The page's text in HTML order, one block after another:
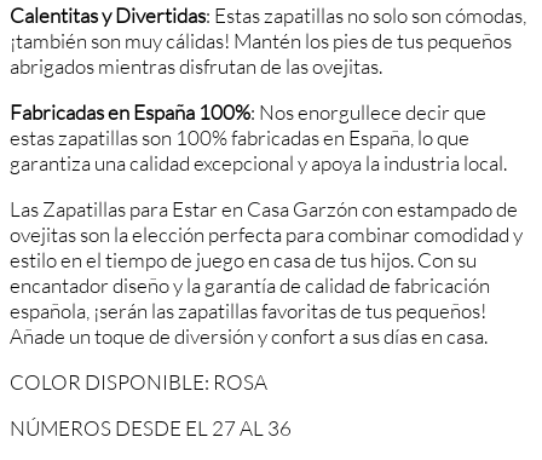
Calentitas y Divertidas: Estas zapatillas no solo son cómodas,
¡también son muy cálidas! Mantén los pies de tus pequeños
abrigados mientras disfrutan de las ovejitas.
Fabricadas en España 100%: Nos enorgullece decir que
estas zapatillas son 100% fabricadas en España, lo que
garantiza una calidad excepcional y apoya la industria local.
Las Zapatillas para Estar en Casa Garzón con estampado de
ovejitas son la elección perfecta para combinar comodidad y
estilo en el tiempo de juego en casa de tus hijos. Con su
encantador diseño y la garantía de calidad de fabricación
española, ¡serán las zapatillas favoritas de tus pequeños!
Añade un toque de diversión y confort a sus días en casa.
COLOR DISPONIBLE: ROSA
NÚMEROS DESDE EL 27 AL 36